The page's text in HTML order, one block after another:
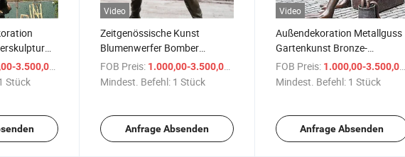
Statue
3.500,00 $
Stück
Video
Zeitgenössische Kunst
Blumenwerfer Bomber
Metallhandwerk Lebensgroße
Bronze Banksy Skulptur
FOB Preis: 1.000,00-3.500,00 $
Mindest. Befehl: 1 Stück
Anfrage Absenden
Video
Außendekoration Metallguss
Gartenkunst Bronze-
Froschskulptur
FOB Preis: 1.000,00-3.500,00 $
Mindest. Befehl: 1 Stück
Anfrage Absenden